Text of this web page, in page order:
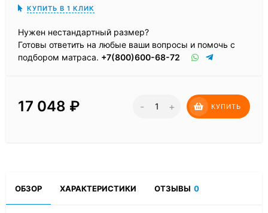
КУПИТЬ В 1 КЛИК
Нужен нестандартный размер?
Готовы ответить на любые ваши вопросы и помочь с
подбором матраса. +7(800)600-68-72
17 048 ₽ - + КУПИТЬ
ОБЗОР ХАРАКТЕРИСТИКИ ОТЗЫВЫ 0